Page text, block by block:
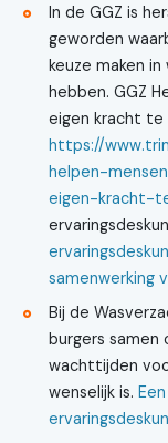
In de GGZ is
geworden
keuze maken
hebben. GGZ
eigen kracht te
https://
helpen-
eigen-kracht-
samenwerking
Bij de
burgers samen
wachttijden
wenselijk is.